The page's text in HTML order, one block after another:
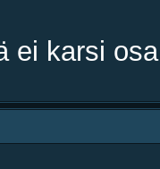
ei karsi